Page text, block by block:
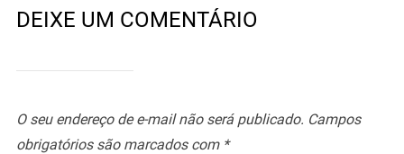
DEIXE UM COMENTÁRIO
O seu endereço de e-mail não será publicado. Campos
obrigatórios são marcados com *